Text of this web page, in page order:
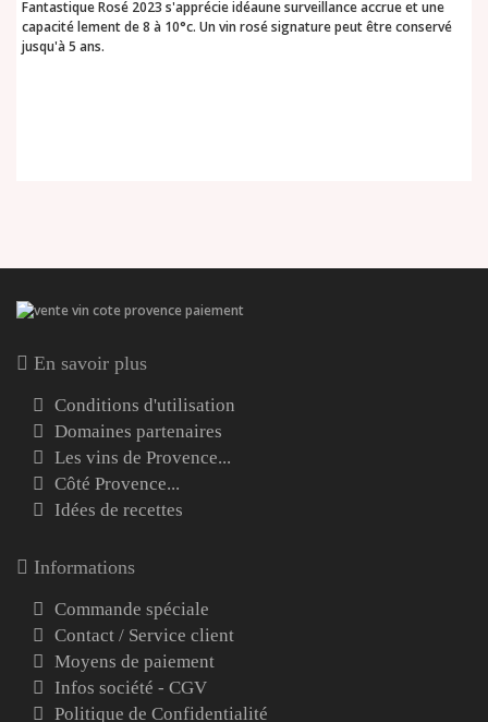
Fantastique Rosé 2023 s'apprécie idéa­une surveillance accrue et une
capacité lement de 8 à 10°c. Un vin rosé signature peut être conservé
jusqu'à 5 ans.
En savoir plus
Conditions d'utilisation
Domaines partenaires
Les vins de Provence...
Côté Provence...
Idées de recettes
Informations
Commande spéciale
Contact / Service client
Moyens de paiement
Infos société - CGV
Politique de Confidentialité